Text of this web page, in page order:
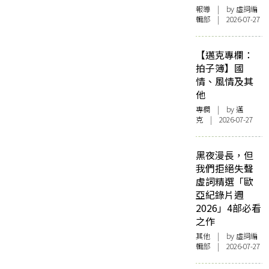
報導 | by 虛詞編
輯部 | 2026-07-27
【邁克專欄：
拍子簿】國
情、風情及其
他
專欄 | by邁
克 | 2026-07-27
黑夜漫長，但
我們拒絕失聲
虛詞精選「歐
亞紀錄片週
2026」4部必看
之作
其他 | by 虛詞編
輯部 | 2026-07-27